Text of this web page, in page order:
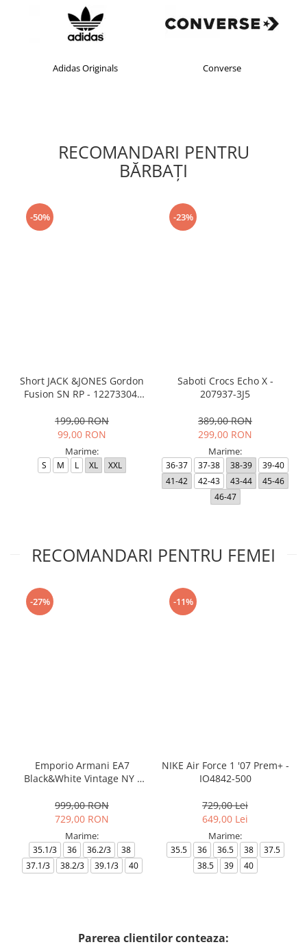
RECOMANDARI PENTRU
BĂRBAŢI
-50%
Short JACK &JONES Gordon
Fusion SN RP - 12273304-
199,00 RON
99,00 RON
Marime:
S M L XL XXL
-23%
Saboti Crocs Echo X -
207937-3J5
389,00 RON
299,00 RON
Marime:
36-37 37-38 38-39
39-40
41-42
42-43 43-44
45-46
46-47
RECOMANDARI PENTRU FEMEI
-27%
Emporio Armani EA7
Black&White Vintage NY -
999,00 RON
729,00 RON
Marime:
35.1/3 36 36.2/3
38
37.1/3
38.2/3 39.1/3 40
-11%
NIKE Air Force 1 '07 Prem+ -
IO4842-500
729,00 Lei
649,00 Lei
Marime:
35.5 36 36.5 38
37.5
38.5
39 40
Parerea clientilor conteaza: